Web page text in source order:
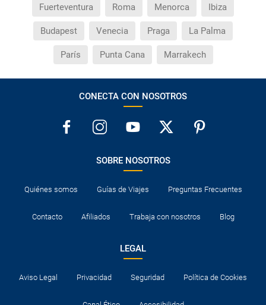
Fuerteventura Roma Menorca Ibiza
Budapest Venecia Praga La Palma
París Punta Cana Marrakech
CONECTA CON NOSOTROS
SOBRE NOSOTROS
Quiénes somos Guías de Viajes Preguntas Frecuentes
Contacto Afiliados Trabaja con nosotros Blog
LEGAL
Aviso Legal Privacidad Seguridad Política de Cookies